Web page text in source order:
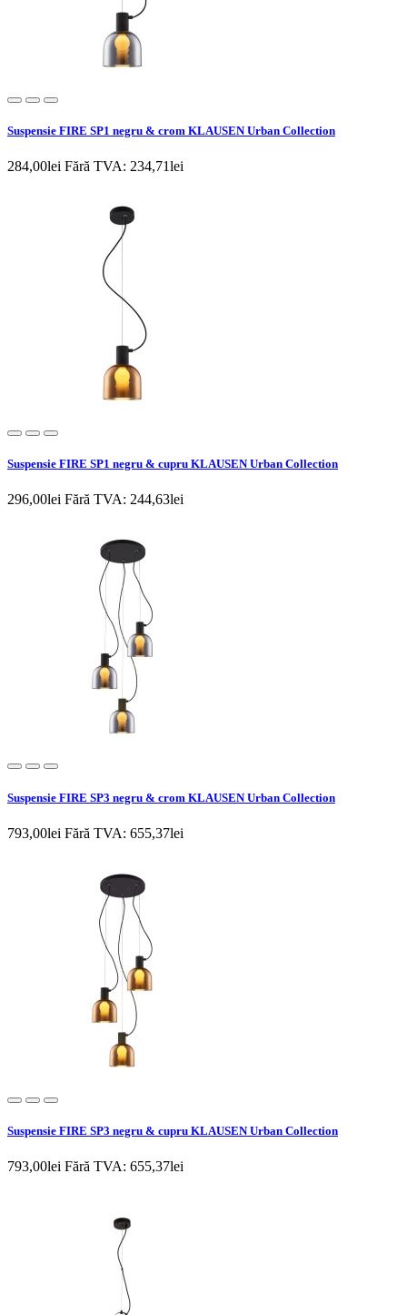
Suspensie FIRE SP1 negru & crom KLAUSEN Urban Collection
284,00lei Fără TVA: 234,71lei
Suspensie FIRE SP1 negru & cupru KLAUSEN Urban Collection
296,00lei Fără TVA: 244,63lei
Suspensie FIRE SP3 negru & crom KLAUSEN Urban Collection
793,00lei Fără TVA: 655,37lei
Suspensie FIRE SP3 negru & cupru KLAUSEN Urban Collection
793,00lei Fără TVA: 655,37lei